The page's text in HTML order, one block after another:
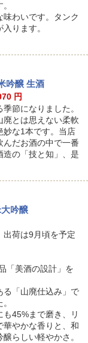
わいです。タンク
ります。
吟醸 生酒
円
節になりました。
廃とは思えない柔軟
妙な1本です。当店
んだお酒の中で一番
造の「技と知」、是
吟醸
出荷は9月頃を予定
「美酒の設計」を
る「山廃仕込み」で
45%まで磨き、リ
華やかな香りと、和
らしい軽やかさ。